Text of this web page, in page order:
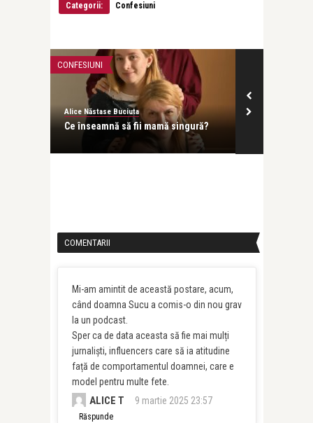
Categorii:
Confesiuni
CONFESIUNI
Alice Năstase Buciuta
Ce înseamnă să fii mamă singură?
COMENTARII
Mi-am amintit de această postare, acum,
când doamna Sucu a comis-o din nou grav
la un podcast.
Sper ca de data aceasta să fie mai mulți
jurnaliști, influencers care să ia atitudine
față de comportamentul doamnei, care e
model pentru multe fete.
ALICE T 9 martie 2025 23:57
Răspunde